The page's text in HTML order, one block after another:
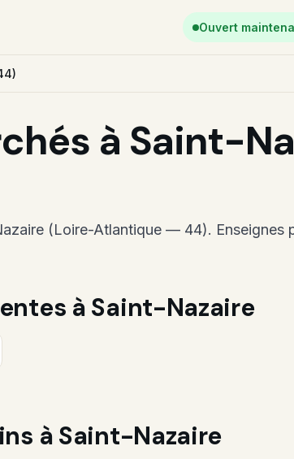
Ouvert
à Saint-
(Loire-Atlantique — 44). Enseignes
à Saint-Nazaire
à Saint-Nazaire